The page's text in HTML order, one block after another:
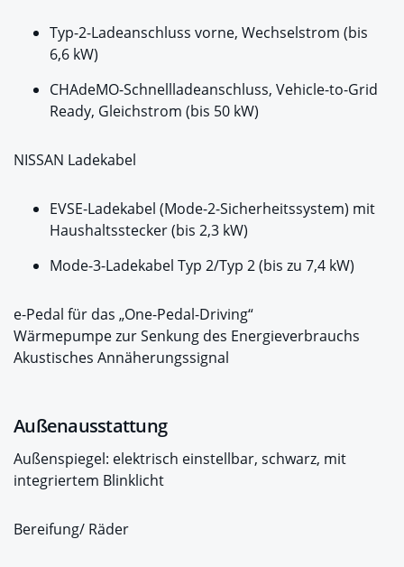
Typ-2-Ladeanschluss vorne, Wechselstrom (bis
6,6 kW)
CHAdeMO-Schnellladeanschluss, Vehicle-to-Grid
Ready, Gleichstrom (bis 50 kW)
NISSAN Ladekabel
EVSE-Ladekabel (Mode-2-Sicherheitssystem) mit
Haushaltsstecker (bis 2,3 kW)
Mode-3-Ladekabel Typ 2/Typ 2 (bis zu 7,4 kW)
e-Pedal für das „One-Pedal-Driving“
Wärmepumpe zur Senkung des Energieverbrauchs
Akustisches Annäherungssignal
Außenausstattung
Außenspiegel: elektrisch einstellbar, schwarz, mit
integriertem Blinklicht
Bereifung/ Räder